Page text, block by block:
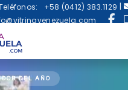
+58 (0412) 383.1129 |
DEL AÑO